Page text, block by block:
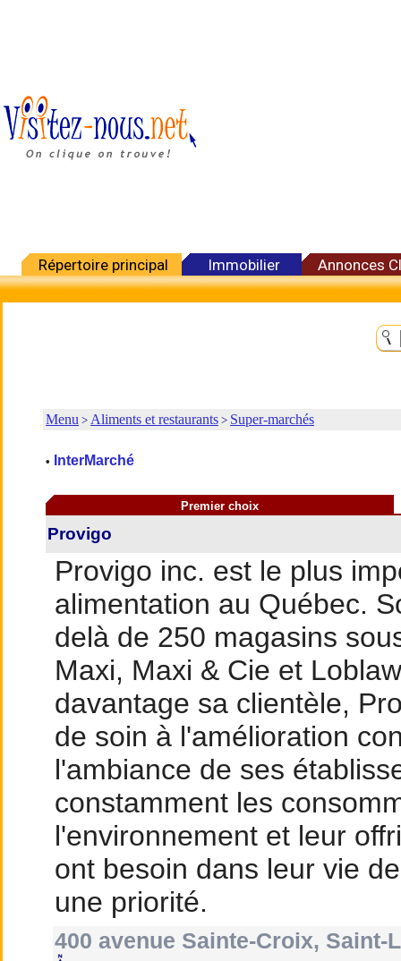
Répertoire principal Immobilier Annonces
Menu > Aliments et restaurants > Super-marchés
• InterMarché
Premier choix
Provigo
Provigo inc. est le plus
alimentation au Québec.
delà de 250 magasins
Maxi, Maxi & Cie et
davantage sa clientèle,
de soin à l'amélioration
l'ambiance de ses
constamment les
l'environnement et leur
ont besoin dans leur vie
une priorité.
400 avenue Sainte-Croix, Saint-